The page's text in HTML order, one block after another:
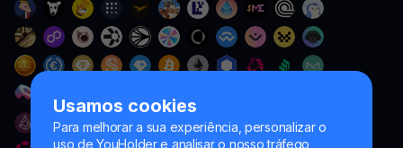
Usamos cookies
Para melhorar a sua experiência, personalizar o
uso de YouHolder e analisar o nosso tráfego,